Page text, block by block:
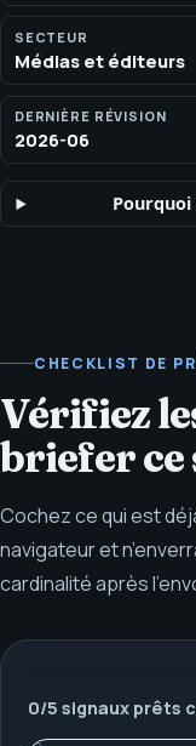
SECTEUR
Médias et éditeurs
DERNIÈRE RÉVISION
2026-06
CHECKLIST DE
Vérifiez
brief­er ce
Cochez ce qui est
navigateur et
cardinalité après
0/5 signaux prêts